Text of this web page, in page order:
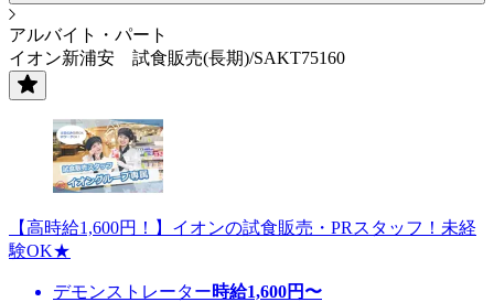
アルバイト・パート
イオン新浦安 試食販売(長期)/SAKT75160
【高時給1,600円！】イオンの試食販売・PRスタッフ！未経
験OK★
デモンストレーター時給1,600円〜